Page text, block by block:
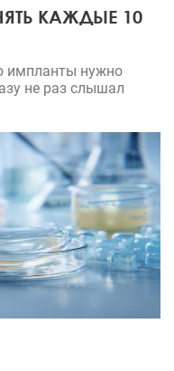
КАЖДЫЕ 10
импланты нужно
не раз слышал